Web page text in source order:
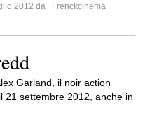
2012 da
Frenckcinema
Garland, il noir action
21 settembre 2012, anche in